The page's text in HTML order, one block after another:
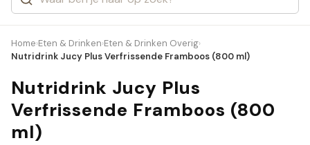
Home›Eten & Drinken›Eten & Drinken Overig›
Nutridrink Jucy Plus Verfrissende Framboos (800 ml)
Nutridrink Jucy Plus
Verfrissende Framboos (800
ml)